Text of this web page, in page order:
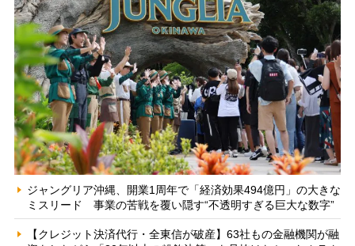
ジャングリア沖縄、開業1周年で「経済効果494億円」の大きな
ミスリード 事業の苦戦を覆い隠す“不透明すぎる巨大な数字”
【クレジット決済代行・全東信が破産】63社もの金融機関が融